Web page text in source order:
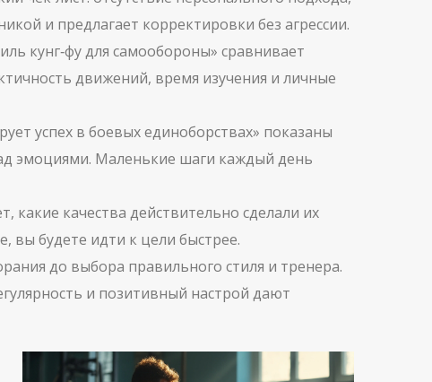
и предлагает корректировки без агрессии.
кунг‑фу для самообороны» сравнивает
движений, время изучения и личные
успех в боевых единоборствах» показаны
эмоциями. Маленькие шаги каждый день
качества действительно сделали их
вы будете идти к цели быстрее.
до выбора правильного стиля и тренера.
и позитивный настрой дают